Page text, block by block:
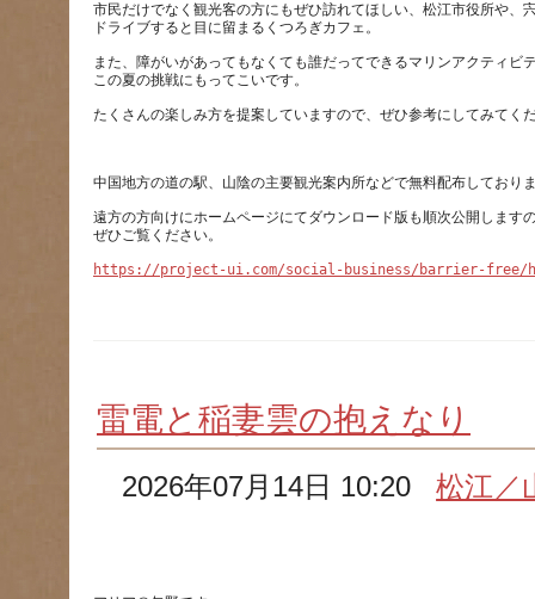
市民だけでなく観光客の方にもぜひ訪れてほしい、松江市役所や、
また、障がいがあってもなくても誰だってできるマリンアクティビ
遠方の方向けにホームページにてダウンロード版も順次公開します
https://project-ui.com/social-business/barrier-
雷電と稲妻雲の抱えなり
2026年07月14日 10:20松江／